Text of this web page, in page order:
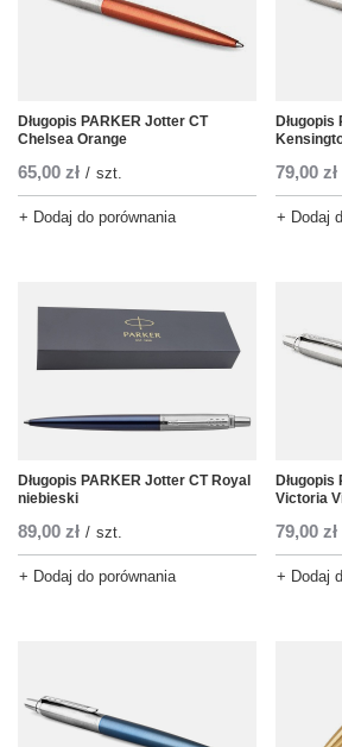
Długopis PARKER Jotter CT
Chelsea Orange
65,00 zł / szt.
+ Dodaj do porównania
79,00 zł
+ Dodaj
Długopis PARKER Jotter CT Royal
niebieski
89,00 zł / szt.
+ Dodaj do porównania
Victoria
79,00 zł
+ Dodaj